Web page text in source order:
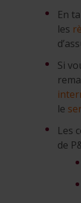
En
les
Si
le
Les
de